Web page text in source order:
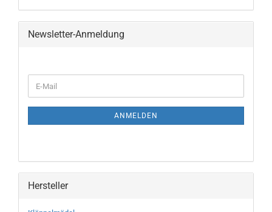
Newsletter-Anmeldung
ZUR
E-
Mail
ANMELDEN
Hersteller